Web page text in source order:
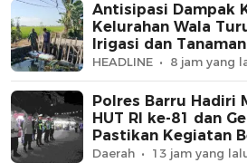
Antisipasi Dampak
Kelurahan Wala
Irigasi dan
HEADLINE 8 jam yang
Polres Barru Hadiri
HUT RI ke-81 dan
Pastikan Kegiatan
dan Kondusif
Daerah 13 jam yang